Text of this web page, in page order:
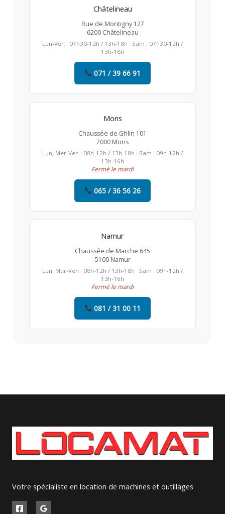
Châtelineau
Rue de Montigny 127
6200 Châtelineau
Lun-Ven : 07h30-12h / 13h-18h · Sam : 07h30-12h /
13h-18h
071 / 39 66 91
Mons
Chaussée de Ghlin 101
7000 Mons
Lun, Mer-Ven : 08h-12h / 13h-18h · Sam : 09h-12h /
13h-16h
Fermé le mardi
065 / 36 56 26
Namur
Chaussée de Marche 645
5100 Namur
Lun, Mer-Ven : 08h-12h / 13h-18h · Sam : 09h-12h /
13h-16h
Fermé le mardi
081 / 31 00 11
Votre spécialiste en location de machines et outillages